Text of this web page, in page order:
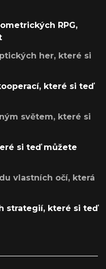
RPG,
her, které si
které si teď
světem, které si
si teď můžete
vlastních očí, která
strategií, které si teď